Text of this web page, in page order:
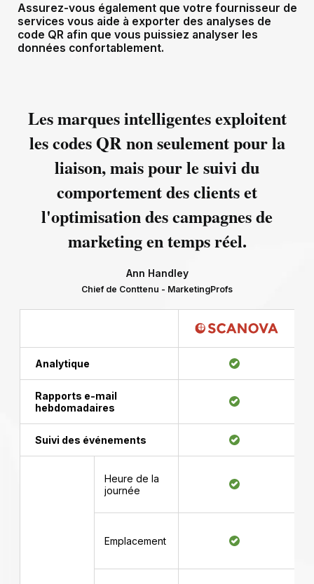
Assurez-vous également que votre fournisseur de
services vous aide à exporter des analyses de
code QR afin que vous puissiez analyser les
données confortablement.
Les marques intelligentes exploitent
les codes QR non seulement pour la
liaison, mais pour le suivi du
comportement des clients et
l'optimisation des campagnes de
marketing en temps réel.
Ann Handley
Chief de Conttenu - MarketingProfs
Analytique
Rapports e-mail
hebdomadaires
Suivi des événements
Heure de la
journée
Emplacement